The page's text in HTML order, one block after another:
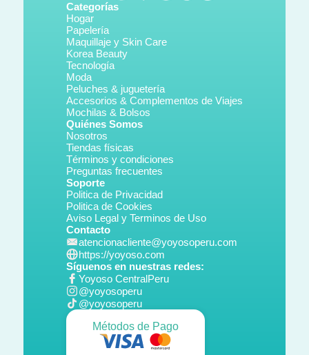
Categorías
Hogar
Papelería
Maquillaje y Skin Care
Korea Beauty
Tecnología
Moda
Peluches & juguetería
Accesorios & Complementos de Viajes
Mochilas & Bolsos
Quiénes Somos
Nosotros
Tiendas físicas
Términos y condiciones
Preguntas frecuentes
Soporte
Politica de Privacidad
Politica de Cookies
Aviso Legal y Terminos de Uso
Contacto
atencionacliente@yoyosoperu.com
https://yoyoso.com
Síguenos en nuestras redes:
Yoyoso CentralPeru
@yoyosoperu
@yoyosoperu
Métodos de Pago